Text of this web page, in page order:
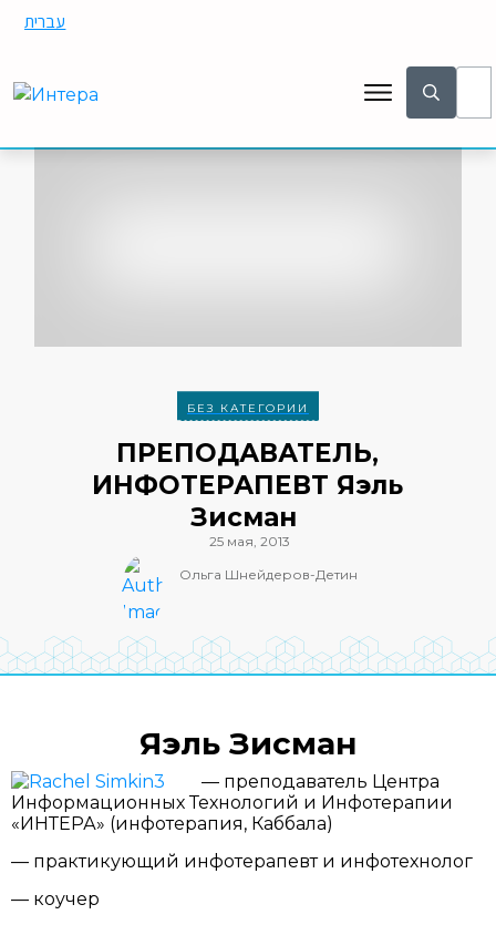
עברית
БЕЗ КАТЕГОРИИ
ПРЕПОДАВАТЕЛЬ,
ИНФОТЕРАПЕВТ Яэль
Зисман
25 мая, 2013
Ольга Шнейдеров-Детин
Яэль Зисман
— преподаватель Центра
Информационных Технологий и Инфотерапии
«ИНТЕРА» (инфотерапия, Каббала)
— практикующий инфотерапевт и инфотехнолог
— коучер